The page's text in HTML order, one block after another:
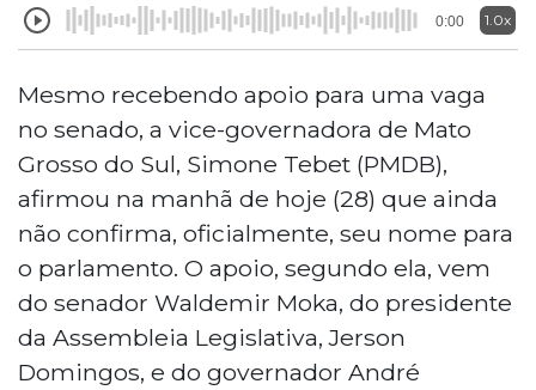
0:00 1.0x
Mesmo recebendo apoio para uma vaga
no senado, a vice-governadora de Mato
Grosso do Sul, Simone Tebet (PMDB),
afirmou na manhã de hoje (28) que ainda
não confirma, oficialmente, seu nome para
o parlamento. O apoio, segundo ela, vem
do senador Waldemir Moka, do presidente
da Assembleia Legislativa, Jerson
Domingos, e do governador André